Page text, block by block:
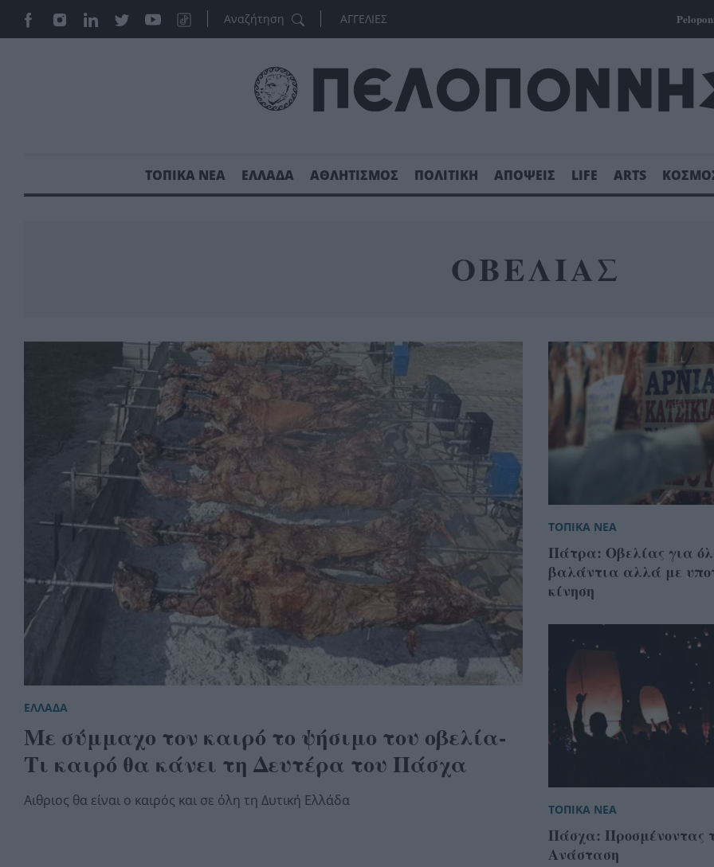
ΑΓΓΕΛΙΕΣ
ΤΟΠΙΚΑ ΝΕΑ ΕΛΛΑΔΑ ΑΘΛΗΤΙΣΜΟΣ ΠΟΛΙΤΙΚΗ ΑΠΟΨΕΙΣ LIFE ARTS
ΟΒΕΛΙΑΣ
ΕΛΛΑΔΑ
Με σύμμαχο τον καιρό το ψήσιμο του οβελία-
Τι καιρό θα κάνει τη Δευτέρα του Πάσχα
Αιθριος θα είναι ο καιρός και σε όλη τη Δυτική Ελλάδα
ΤΟΠΙΚΑ ΝΕΑ
Πάτρα: Οβελίας για
βαλάντια αλλά με
κίνηση
ΤΟΠΙΚΑ ΝΕΑ
Πάσχα: Προσμένοντας
Ανάσταση